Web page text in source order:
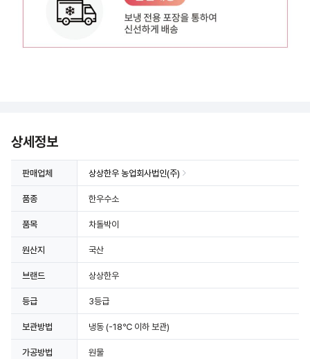
상세정보
판매업체 상상한우 농업회사법인(주)
품종 한우수소
품목 차돌박이
원산지 국산
브랜드 상상한우
등급 3등급
보관방법 냉동 (-18℃ 이하 보관)
가공방법 원물